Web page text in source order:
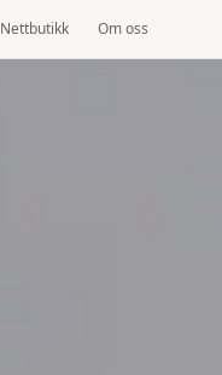
Nettbutikk Om oss